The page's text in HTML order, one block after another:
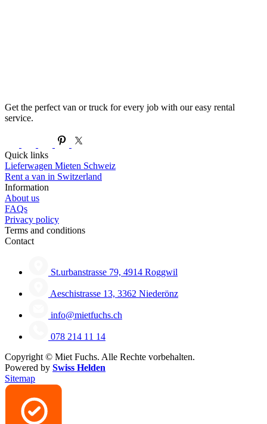
Get the perfect van or truck for every job with our easy rental
service.
Quick links
Lieferwagen Mieten Schweiz
Rent a van in Switzerland
Information
About us
FAQs
Privacy policy
Terms and conditions
Contact
St.urbanstrasse 79, 4914 Roggwil
Aeschistrasse 13, 3362 Niederönz
info@mietfuchs.ch
078 214 11 14
Copyright © Miet Fuchs. Alle Rechte vorbehalten.
Powered by Swiss Helden
Sitemap